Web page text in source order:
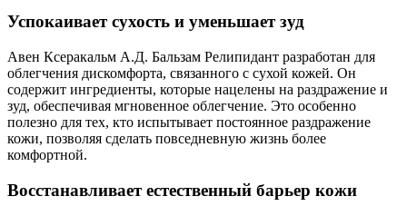
Успокаивает сухость и уменьшает зуд
Авен Ксеракальм А.Д. Бальзам Релипидант разработан для
облегчения дискомфорта, связанного с сухой кожей. Он
содержит ингредиенты, которые нацелены на раздражение и
зуд, обеспечивая мгновенное облегчение. Это особенно
полезно для тех, кто испытывает постоянное раздражение
кожи, позволяя сделать повседневную жизнь более
комфортной.
Восстанавливает естественный барьер кожи